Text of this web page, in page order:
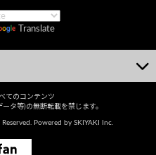
Translate
てのコンテンツ
タ等)の無断転載を禁じます。
Powered by SKIYAKI Inc.